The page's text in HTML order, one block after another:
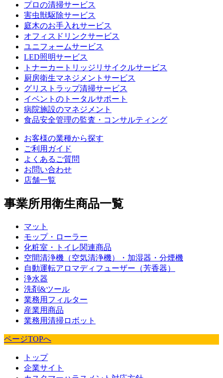
プロの清掃サービス
害虫獣駆除サービス
庭木のお手入れサービス
オフィスドリンクサービス
ユニフォームサービス
LED照明サービス
トナーカートリッジリサイクルサービス
厨房衛生マネジメントサービス
グリストラップ清掃サービス
イベントのトータルサポート
病院施設のマネジメント
食品安全管理の監査・コンサルティング
お客様の業種から探す
ご利用ガイド
よくあるご質問
お問い合わせ
店舗一覧
事業所用衛生商品一覧
マット
モップ・ローラー
化粧室・トイレ関連商品
空間清浄機（空気清浄機）・加湿器・分煙機
自動運転アロマディフューザー（芳香器）
浄水器
洗剤&ツール
業務用フィルター
産業用商品
業務用清掃ロボット
ページTOPへ
トップ
企業サイト